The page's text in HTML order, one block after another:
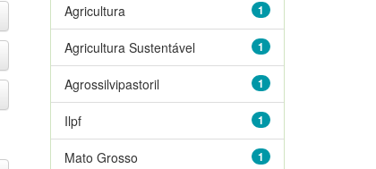
1
Agricultura
1
Agricultura Sustentável
1
Agrossilvipastoril
1
Ilpf
1
Mato Grosso